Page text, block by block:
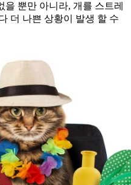
뿐만 아니라, 개를 스트레
더 나쁜 상황이 발생 할 수